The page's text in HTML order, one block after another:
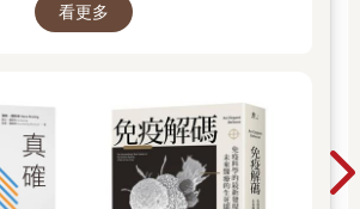
的真實人生旅程，就從這一刻開始喔。
生的強者，沒有經過任何心理修練，就能
。
自我意識，不受他人左右，就像是一直走
看更多